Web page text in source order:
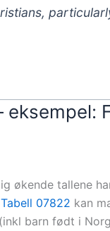
økende tallene
Tabell 07822 kan
barn født i